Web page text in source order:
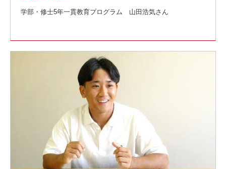
学部・修士5年一貫教育プログラム 山田浩気さん